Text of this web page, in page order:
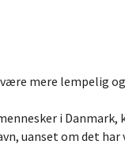
mere lempelig
i
uanset om det